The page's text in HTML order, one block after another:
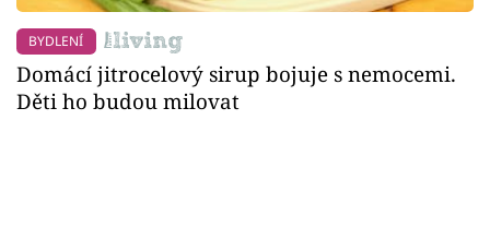
BYDLENÍ
Domácí jitrocelový sirup bojuje s nemocemi.
Děti ho budou milovat